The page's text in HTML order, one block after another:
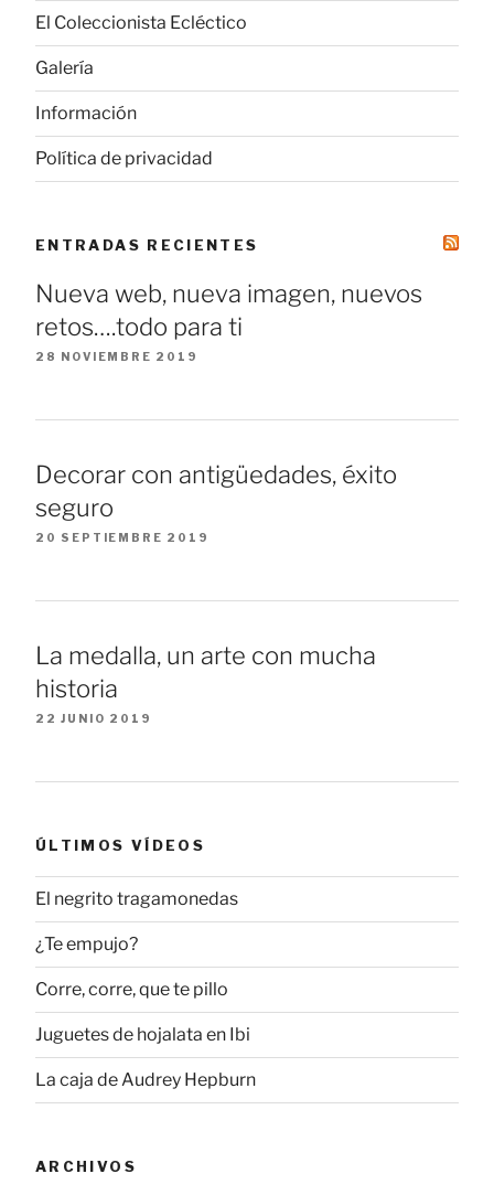
El Coleccionista Ecléctico
Galería
Información
Política de privacidad
ENTRADAS RECIENTES
Nueva web, nueva imagen, nuevos
retos….todo para ti
28 NOVIEMBRE 2019
Decorar con antigüedades, éxito
seguro
20 SEPTIEMBRE 2019
La medalla, un arte con mucha
historia
22 JUNIO 2019
ÚLTIMOS VÍDEOS
El negrito tragamonedas
¿Te empujo?
Corre, corre, que te pillo
Juguetes de hojalata en Ibi
La caja de Audrey Hepburn
ARCHIVOS